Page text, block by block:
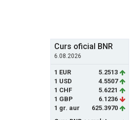
Curs oficial BNR
6.08.2026
1 EUR
5.2513
1 USD
4.5507
1 CHF
5.6221
1 GBP
6.1236
1 gr. aur
625.3970